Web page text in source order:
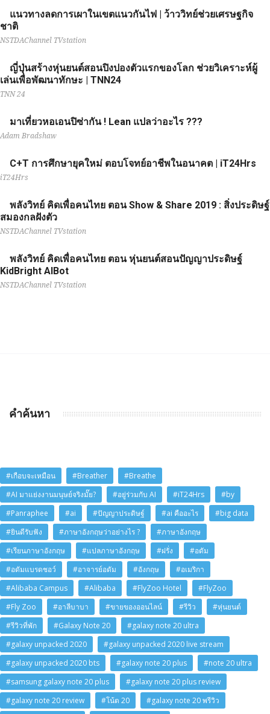
แนวทางลดการเผาในเขตแนวกันไฟ | ว้าววิทย์ช่วยเศรษฐกิจ
ชาติ
NSTDAChannel TVstation
ญี่ปุ่นสร้างหุ่นยนต์สอนปิงปองตัวแรกของโลก ช่วยวิเคราะห์ผู้
เล่นเพื่อพัฒนาทักษะ | TNN24
TNN 24
มาเที่ยวหอเอนปิซ่ากัน ! Lean แปลว่าอะไร ???
Adam Bradshaw
C+T การศึกษายุคใหม่ ตอบโจทย์อาชีพในอนาคต | iT24Hrs
iT24Hrs
พลังวิทย์ คิดเพื่อคนไทย ตอน Show & Share 2019 : สิ่งประดิษฐ์
สมองกลฝังตัว
NSTDAChannel TVstation
พลังวิทย์ คิดเพื่อคนไทย ตอน หุ่นยนต์สอนปัญญาประดิษฐ์
KidBright AIBot
NSTDAChannel TVstation
คำค้นหา
#เกือบจะเหมือน #Breather
#Breathe
#AI มาแย่งงานมนุษย์จริงมั๊ย?
#อยู่ร่วมกับ AI #iT24Hrs
#by
#Panraphee
#ai #ปัญญาประดิษฐ์ #ai คืออะไร
#big data
#ยินดีรับฟัง
#ภาษาอังกฤษว่าอย่างไร ?
#ภาษาอังกฤษ
#เรียนภาษาอังกฤษ
#แปลภาษาอังกฤษ #ฝรั่ง
#อดัม
#อดัมแบรดชอว์
#อาจารย์อดัม #อังกฤษ
#อเมริกา
#Alibaba Campus
#Alibaba #FlyZoo Hotel
#FlyZoo
#Fly Zoo
#อาลีบาบา #ขายของออนไลน์ #รีวิว
#หุ่นยนต์
#รีวิวที่พัก
#Galaxy Note 20
#galaxy note 20 ultra
#galaxy unpacked 2020
#galaxy unpacked 2020 live stream
#galaxy unpacked 2020 bts
#galaxy note 20 plus
#note 20 ultra
#samsung galaxy note 20 plus
#galaxy note 20 plus review
#galaxy note 20 review
#โน้ต 20 #galaxy note 20 พรีวิว